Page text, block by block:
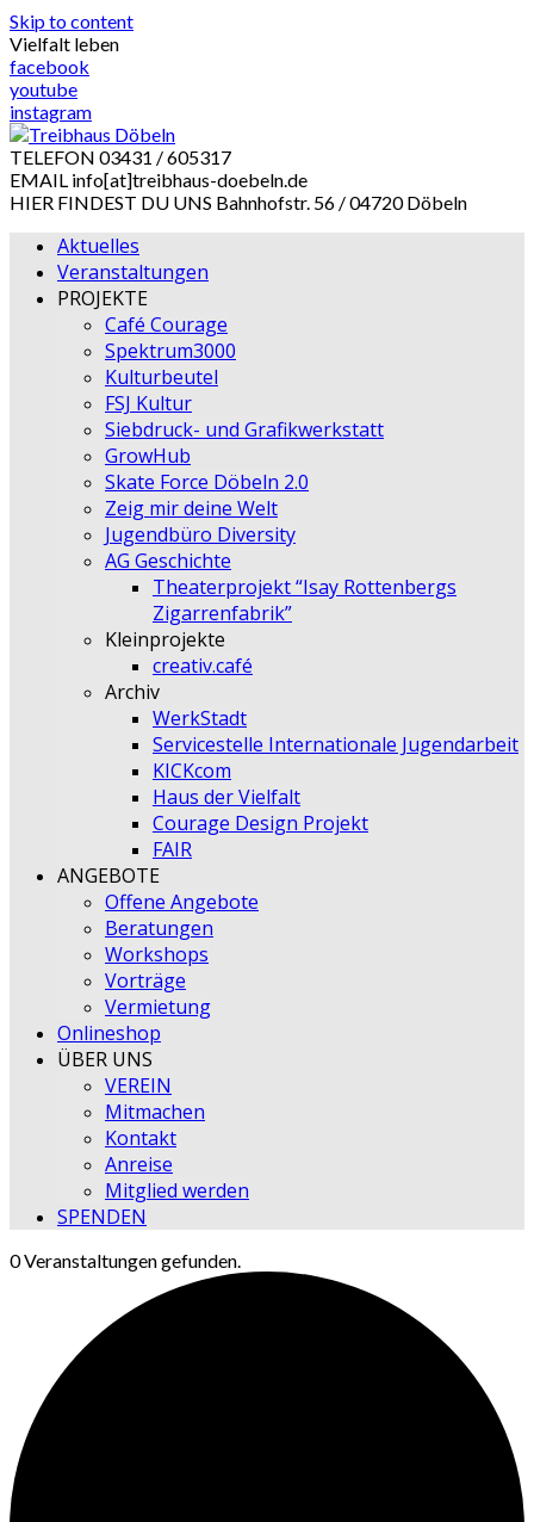
Skip to content
Vielfalt leben
facebook
youtube
instagram
TELEFON 03431 / 605317
EMAIL info[at]treibhaus-doebeln.de
HIER FINDEST DU UNS Bahnhofstr. 56 / 04720 Döbeln
Aktuelles
Veranstaltungen
PROJEKTE
Café Courage
Spektrum3000
Kulturbeutel
FSJ Kultur
Siebdruck- und Grafikwerkstatt
GrowHub
Skate Force Döbeln 2.0
Zeig mir deine Welt
Jugendbüro Diversity
AG Geschichte
Theaterprojekt “Isay Rottenbergs
Zigarrenfabrik”
Kleinprojekte
creativ.café
Archiv
WerkStadt
Servicestelle Internationale Jugendarbeit
KICKcom
Haus der Vielfalt
Courage Design Projekt
FAIR
ANGEBOTE
Offene Angebote
Beratungen
Workshops
Vorträge
Vermietung
Onlineshop
ÜBER UNS
VEREIN
Mitmachen
Kontakt
Anreise
Mitglied werden
SPENDEN
0 Veranstaltungen gefunden.